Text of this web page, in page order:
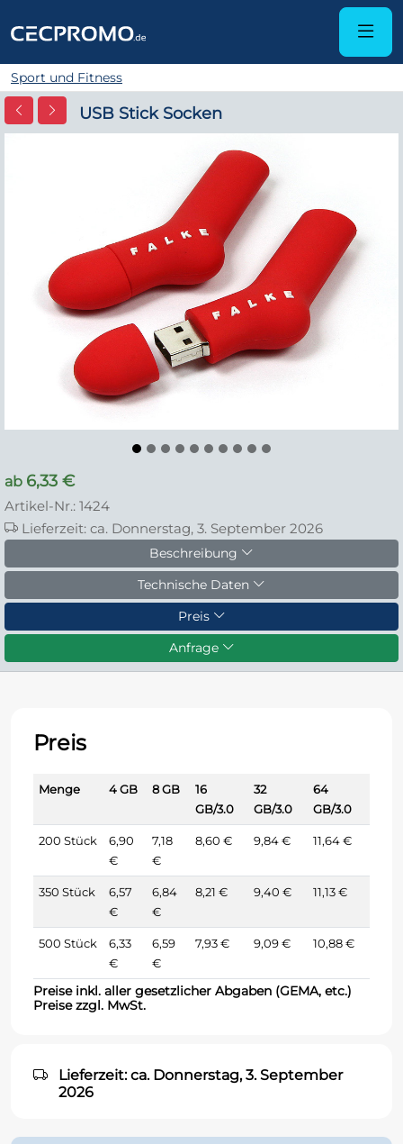
Sport und Fitness
USB Stick Socken
Zurück
ab 6,33 €
Artikel-Nr.: 1424
Lieferzeit: ca. Donnerstag, 3. September 2026
Beschreibung
Technische Daten
Preis
Anfrage
Preis
Menge 4 GB 8 GB
16
GB/3.0
32
GB/3.0
64
GB/3.0
200 Stück
6,90
€
7,18
€
8,60 € 9,84 € 11,64 €
350 Stück
6,57
€
6,84
€
8,21 € 9,40 € 11,13 €
500 Stück
6,33
€
6,59
€
7,93 € 9,09 € 10,88 €
Preise inkl. aller gesetzlicher Abgaben (GEMA, etc.)
Preise zzgl. MwSt.
Lieferzeit: ca. Donnerstag, 3. September
2026